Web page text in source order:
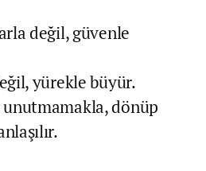
değil, güvenle
yürekle büyür.
unutmamakla, dönüp